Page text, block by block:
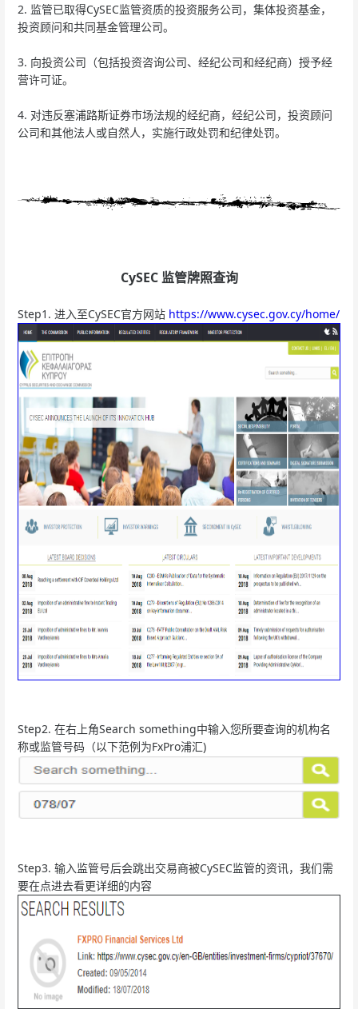
2. 监管已取得CySEC监管资质的投资服务公司，集体投资基金，
投资顾问和共同基金管理公司。
3. 向投资公司（包括投资咨询公司、经纪公司和经纪商）授予经
营许可证。
4. 对违反塞浦路斯证券市场法规的经纪商，经纪公司，投资顾问
公司和其他法人或自然人，实施行政处罚和纪律处罚。
CySEC 监管牌照查询
Step1. 进入至CySEC官方网站 https://www.cysec.gov.cy/home/
Step2. 在右上角Search something中输入您所要查询的机构名
称或监管号码（以下范例为FxPro浦汇)
Step3. 输入监管号后会跳出交易商被CySEC监管的资讯，我们需
要在点进去看更详细的内容